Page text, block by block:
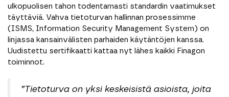
ulkopuolisen tahon todentamasti standardin vaatimukset
täyttäviä. Vahva tietoturvan hallinnan prosessimme
(ISMS, Information Security Management System) on
linjassa kansainvälisten parhaiden käytäntöjen kanssa.
Uudistettu sertifikaatti kattaa nyt lähes kaikki Finagon
toiminnot.
”Tietoturva on yksi keskeisistä asioista, joita